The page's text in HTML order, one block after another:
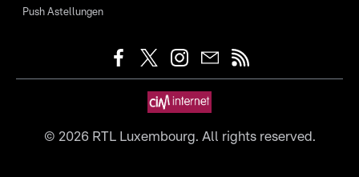
Push Astellungen
© 2026RTL Luxembourg. All rights reserved.